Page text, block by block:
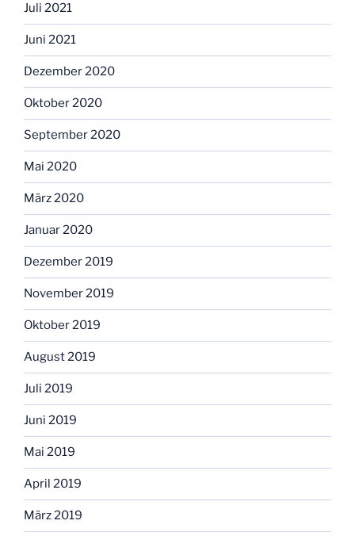
Juli 2021
Juni 2021
Dezember 2020
Oktober 2020
September 2020
Mai 2020
März 2020
Januar 2020
Dezember 2019
November 2019
Oktober 2019
August 2019
Juli 2019
Juni 2019
Mai 2019
April 2019
März 2019